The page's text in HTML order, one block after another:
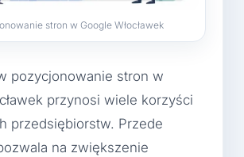
stron w Google Włocławek
pozycjonowanie stron w
przynosi wiele korzyści
przedsiębiorstw. Przede
na zwiększenie